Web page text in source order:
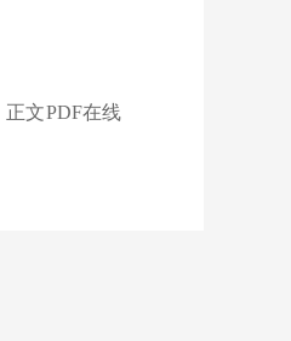
文PDF在线